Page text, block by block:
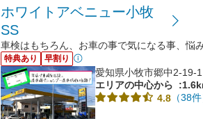
ホワイトアベニュー小牧
SS
車検はもちろん、お車の事で気になる事、悩
特典あり 早割り
愛知県小牧市郷中2-19-1
エリアの中心から
4.8 （38件